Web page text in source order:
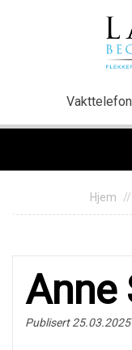
Hjem
Anne
Publisert